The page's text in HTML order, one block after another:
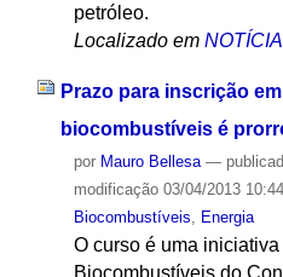
petróleo.
Localizado em
Prazo para inscrição
biocombustíveis é
por Mauro Bellesa —
modificação03/04/2013 10:44
Biocombustíveis, Energia
O curso é uma